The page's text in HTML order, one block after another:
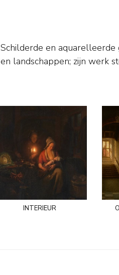
en landschappen; zijn werk
interieur